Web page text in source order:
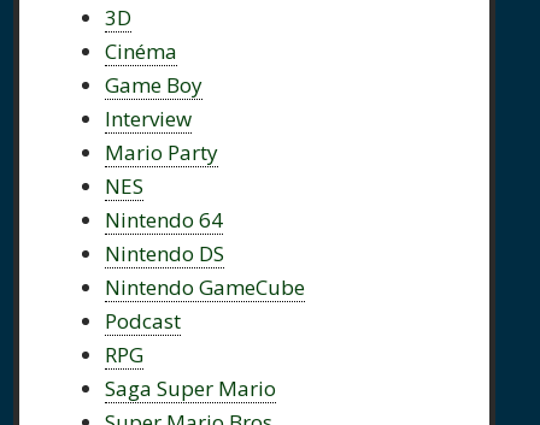
3D
Cinéma
Game Boy
Interview
Mario Party
NES
Nintendo 64
Nintendo DS
Nintendo GameCube
Podcast
RPG
Saga Super Mario